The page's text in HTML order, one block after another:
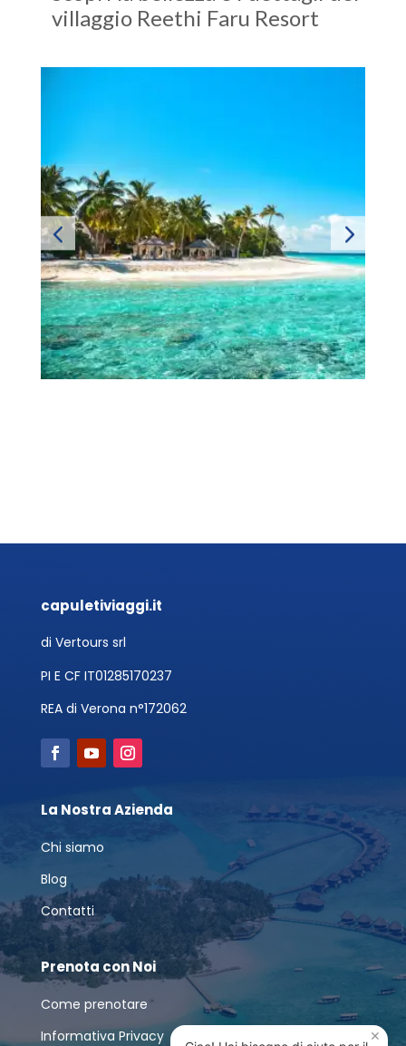
villaggio Reethi Faru Resort
capuletiviaggi.it
di Vertours srl
PI E CF IT01285170237
REA di Verona n°172062
La Nostra Azienda
Chi siamo
Blog
Contatti
Prenota con Noi
Come prenotare
Informativa Privacy
×